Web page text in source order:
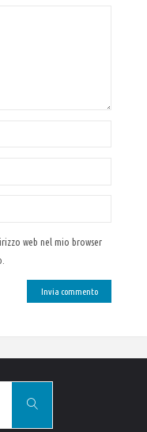
web nel mio browser
Cerca